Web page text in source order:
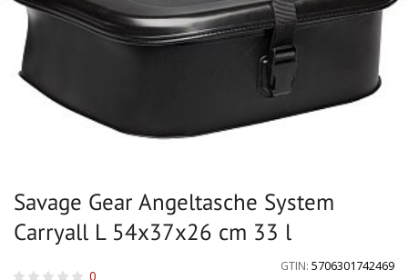
Savage Gear Angeltasche System
Carryall L 54x37x26 cm 33 l
GTIN: 5706301742469
0